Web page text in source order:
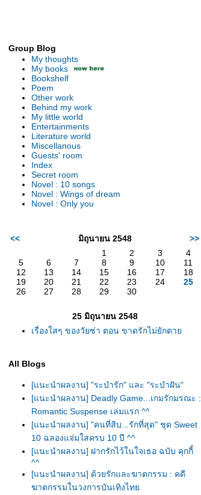
Group Blog
My thoughts
My books
Bookshelf
Poem
Other work
Behind my work
My little world
Entertainments
Literature world
Miscellanous
Guests' room
Index
Secret room
Novel : 10 songs
Novel : Wings of dream
Novel : Only you
<< มิถุนายน 2548
>>
1
2 3
4
5
6 7 8 9 10
11
12
13 14 15 16 17
18
19
20 21 22 23 24
25
26
27 28 29 30
25 มิถุนายน 2548
เรื่องใสๆ ของวัยซ่า ตอน ขาดรักไม่ยักตา
All Blogs
[แนะนำผลงาน] "ระบำรัก" และ "ระบำฝัน"
[แนะนำผลงาน] Deadly Game...เกมรักมรณะ :
Romantic Suspense เล่มแรก ^^
[แนะนำผลงาน] "คนที่สิบ...รักที่สุด" ชุด Sweet
10 ฉลองแจ่มใสครบ 10 ปี ^^
[แนะนำผลงาน] ฝากรักไว้ในใจเธอ ฉบับ คุกกี้
^^
[แนะนำผลงาน] ด้วยรักและฆาตกรรม : คดี
ฆาตกรรมในวงการบันเทิงไท